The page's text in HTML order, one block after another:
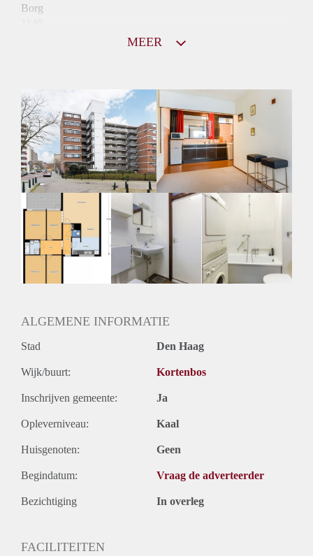
Borg
Inkomen eis
3,2 X Maandhuur Bruto
Huurtermijn
Onbepaalde termijn
Oplevering
Kaal
MEER
ALGEMENE INFORMATIE
Stad Den Haag
Wijk/buurt: Kortenbos
Inschrijven gemeente: Ja
Opleverniveau: Kaal
Huisgenoten: Geen
Begindatum: Vraag de adverteerder
Bezichtiging In overleg
FACILITEITEN